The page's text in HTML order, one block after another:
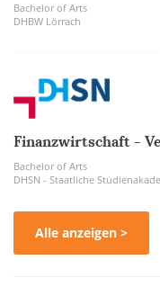
Bachelor of Arts
DHBW Lörrach
Finanzwirtschaft -
Bachelor of Arts
DHSN - Staatliche
Alle anzeigen >